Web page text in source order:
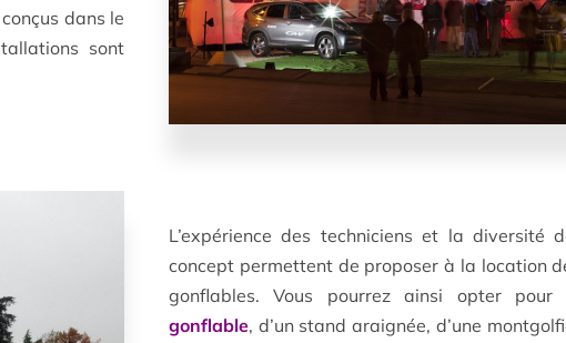
dans le
sont
L’expérience des techniciens et la diversité
concept permettent de proposer à la location
gonflables. Vous pourrez ainsi opter
gonflable, d’un stand araignée, d’une